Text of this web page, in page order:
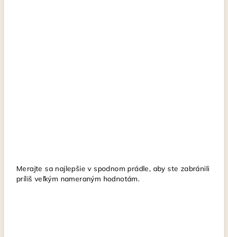
Merajte sa najlepšie v spodnom prádle, aby ste zabránili
príliš veľkým nameraným hodnotám.